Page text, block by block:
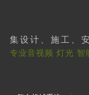
集设计、施工、
专业音视频 灯光 智